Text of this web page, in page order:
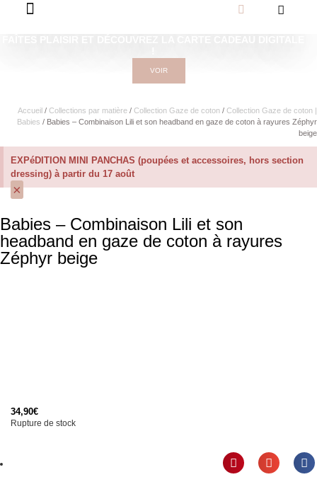
VOIR
Accueil / Collections par matière / Collection Gaze de coton / Collection Gaze de coton |
Babies / Babies – Combinaison Lili et son headband en gaze de coton à rayures Zéphyr
beige
EXPéDITION MINI PANCHAS (poupées et accessoires, hors section
dressing) à partir du 17 août
×
Babies – Combinaison Lili et son
headband en gaze de coton à rayures
Zéphyr beige
34,90€
Rupture de stock